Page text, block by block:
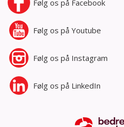
Følg os på Facebook
Følg os på Youtube
Følg os på Instagram
Følg os på LinkedIn